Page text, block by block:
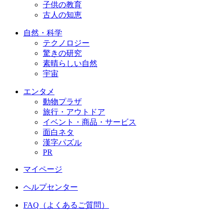
子供の教育
古人の知恵
自然・科学
テクノロジー
驚きの研究
素晴らしい自然
宇宙
エンタメ
動物プラザ
旅行・アウトドア
イベント・商品・サービス
面白ネタ
漢字パズル
PR
マイページ
ヘルプセンター
FAQ（よくあるご質問）